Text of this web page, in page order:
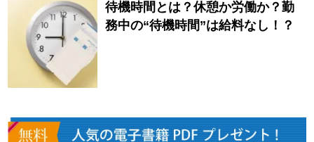
待機時間とは？休憩か労働か？勤
務中の“待機時間”は給料なし！？